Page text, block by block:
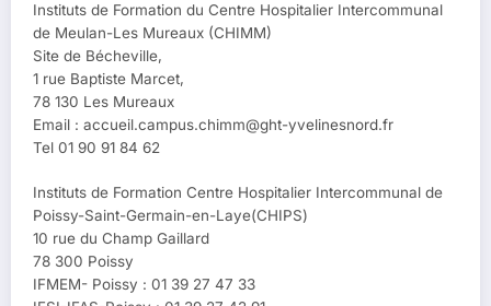
Instituts de Formation du Centre Hospitalier Intercommunal
de Meulan-Les Mureaux (CHIMM)
Site de Bécheville,
1 rue Baptiste Marcet,
78 130 Les Mureaux
Email : accueil.campus.chimm@ght-yvelinesnord.fr
Tel 01 90 91 84 62
Instituts de Formation Centre Hospitalier Intercommunal de
Poissy-Saint-Germain-en-Laye(CHIPS)
10 rue du Champ Gaillard
78 300 Poissy
IFMEM- Poissy : 01 39 27 47 33